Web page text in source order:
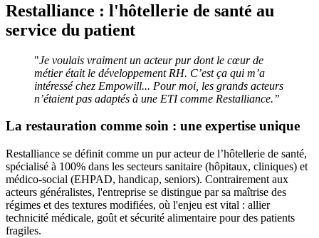
Restalliance : l'hôtellerie de santé au
service du patient
"Je voulais vraiment un acteur pur dont le cœur de
métier était le développement RH. C’est ça qui m’a
intéressé chez Empowill... Pour moi, les grands acteurs
n’étaient pas adaptés à une ETI comme Restalliance.”
La restauration comme soin : une expertise unique
Restalliance se définit comme un pur acteur de l’hôtellerie de santé,
spécialisé à 100% dans les secteurs sanitaire (hôpitaux, cliniques) et
médico-social (EHPAD, handicap, seniors). Contrairement aux
acteurs généralistes, l'entreprise se distingue par sa maîtrise des
régimes et des textures modifiées, où l'enjeu est vital : allier
technicité médicale, goût et sécurité alimentaire pour des patients
fragiles.